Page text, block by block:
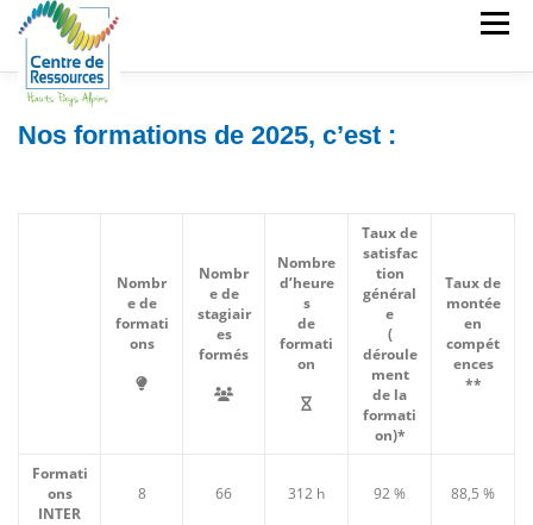
contenu
Menu
CDR PARC MATÉRIEL STUDIOS
Nos formations de 2025, c’est :
Nombr
e de
formati
ons
Nombr
e de
stagiair
es
formés
Nombre
d’heure
s
de
formati
on
Taux de
satisfac
tion
général
e
(
déroule
ment
de la
formati
on)*
Taux de
montée
en
compét
ences
**
Formati
ons
INTER
8 66 312 h 92 % 88,5 %